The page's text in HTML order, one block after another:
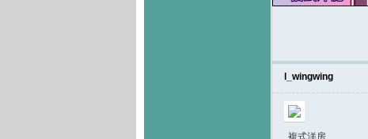
l_wingwing
複式洋房